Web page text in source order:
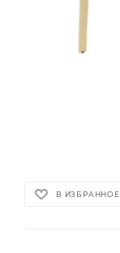
В ИЗБРАННОЕ